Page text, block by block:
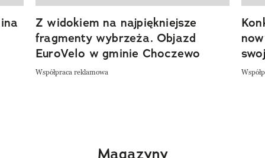
Z widokiem na najpiękniejsze
fragmenty wybrzeża. Objazd
EuroVelo w gminie Choczewo
Współpraca reklamowa
Magazyny